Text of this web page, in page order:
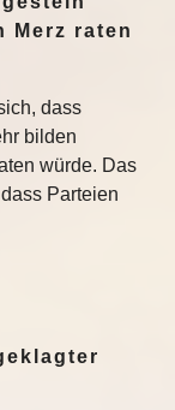
Merz raten
dass
bilden
würde. Das
Parteien